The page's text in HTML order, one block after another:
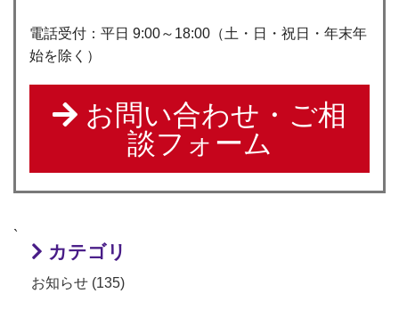
電話受付：平日 9:00～18:00（土・日・祝日・年末年
始を除く）
お問い合わせ・ご相
談フォーム
`
カテゴリ
お知らせ (135)